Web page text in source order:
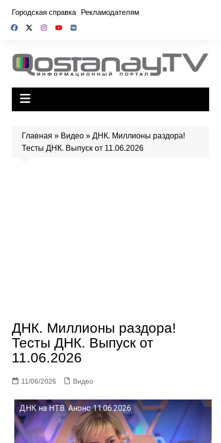
содержимому
Городская справка Рекламодателям
Главная » Видео» ДНК. Миллионы раздора!
Тесты ДНК. Выпуск от 11.06.2026
ДНК. Миллионы раздора!
Тесты ДНК. Выпуск от
11.06.2026
11/06/2026 Видео
ДНК на НТВ. Анонс 11.06.2026